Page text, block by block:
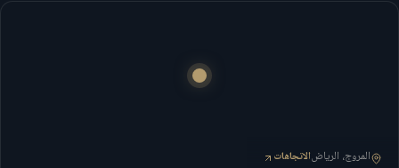
المروج، الرياضالاتجاهات